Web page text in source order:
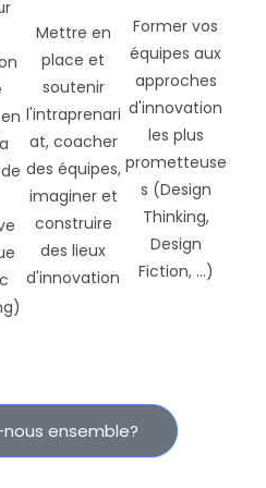
d'innovation
Fiction, ...)
ensemble?
différencie